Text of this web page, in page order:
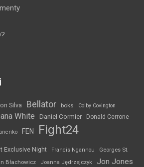
Silva Bellator boks Colby Covington
White Daniel Cormier Donald Cerrone
FEN Fight24
Exclusive Night Francis Ngannou
Georges St.
Błachowicz Joanna Jędrzejczyk Jon Jones